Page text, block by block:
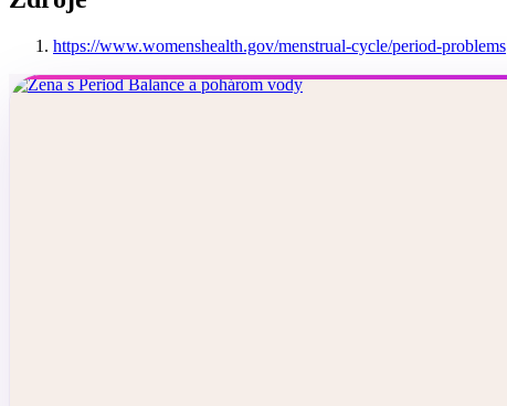
https://www.womenshealth.gov/menstrual-cycle/period-problems